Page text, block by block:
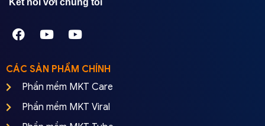
Kết nối với chúng tôi
CÁC SẢN PHẨM CHÍNH
Phần mềm MKT Care
Phần mềm MKT Viral